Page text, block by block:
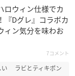
ロウィン仕様でカ
『Dグレ』コラボカ
ィン気分を味わお
7コメント
い ラビとティキポン